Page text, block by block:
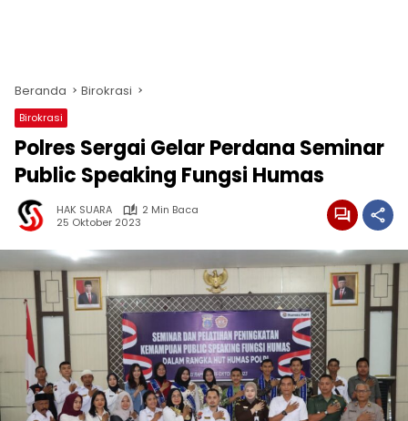
Beranda Birokrasi
Birokrasi
Polres Sergai Gelar Perdana Seminar
Public Speaking Fungsi Humas
HAK SUARA
2 Min Baca
25 Oktober 2023